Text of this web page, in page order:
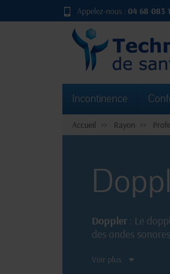
Appelez-nous : 04 68 083
Incontinence
Accueil Rayon
Doppler : Le
des ondes
Voir plus